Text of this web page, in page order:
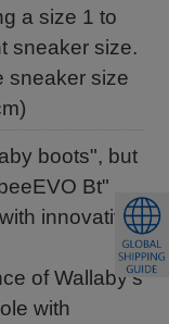
a size 1 to
sneaker size.
sneaker size
boots", but
Bt"
innovative
of Wallaby's
with